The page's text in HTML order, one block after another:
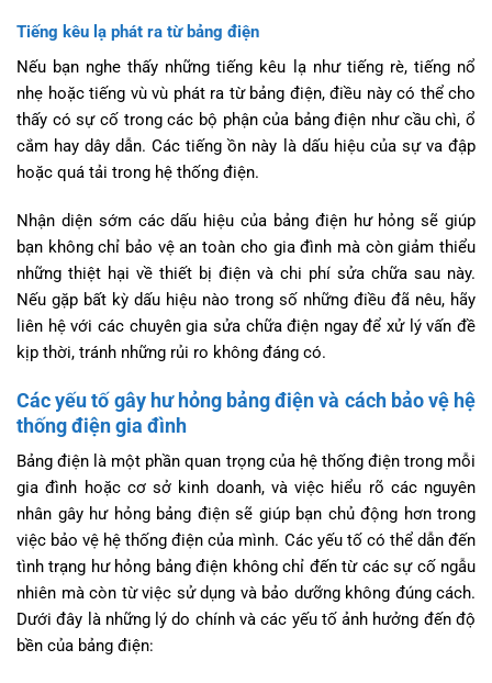
Tiếng kêu lạ phát ra từ bảng điện
Nếu bạn nghe thấy những tiếng kêu lạ như tiếng rè, tiếng nổ
nhẹ hoặc tiếng vù vù phát ra từ bảng điện, điều này có thể cho
thấy có sự cố trong các bộ phận của bảng điện như cầu chì, ổ
cắm hay dây dẫn. Các tiếng ồn này là dấu hiệu của sự va đập
hoặc quá tải trong hệ thống điện.
Nhận diện sớm các dấu hiệu của bảng điện hư hỏng sẽ giúp
bạn không chỉ bảo vệ an toàn cho gia đình mà còn giảm thiểu
những thiệt hại về thiết bị điện và chi phí sửa chữa sau này.
Nếu gặp bất kỳ dấu hiệu nào trong số những điều đã nêu, hãy
liên hệ với các chuyên gia sửa chữa điện ngay để xử lý vấn đề
kịp thời, tránh những rủi ro không đáng có.
Các yếu tố gây hư hỏng bảng điện và cách bảo vệ hệ
thống điện gia đình
Bảng điện là một phần quan trọng của hệ thống điện trong mỗi
gia đình hoặc cơ sở kinh doanh, và việc hiểu rõ các nguyên
nhân gây hư hỏng bảng điện sẽ giúp bạn chủ động hơn trong
việc bảo vệ hệ thống điện của mình. Các yếu tố có thể dẫn đến
tình trạng hư hỏng bảng điện không chỉ đến từ các sự cố ngẫu
nhiên mà còn từ việc sử dụng và bảo dưỡng không đúng cách.
Dưới đây là những lý do chính và các yếu tố ảnh hưởng đến độ
bền của bảng điện: